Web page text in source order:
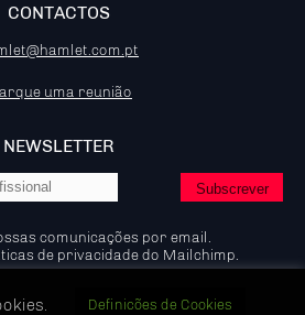
CONTACTOS
uma reunião
NEWSLETTER
comunicações por email.
de privacidade do Mailchimp.
Definicões de Cookies